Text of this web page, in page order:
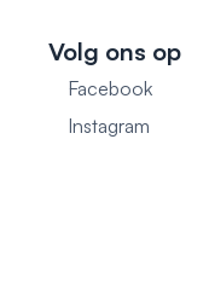
Volg ons op
Facebook
Instagram